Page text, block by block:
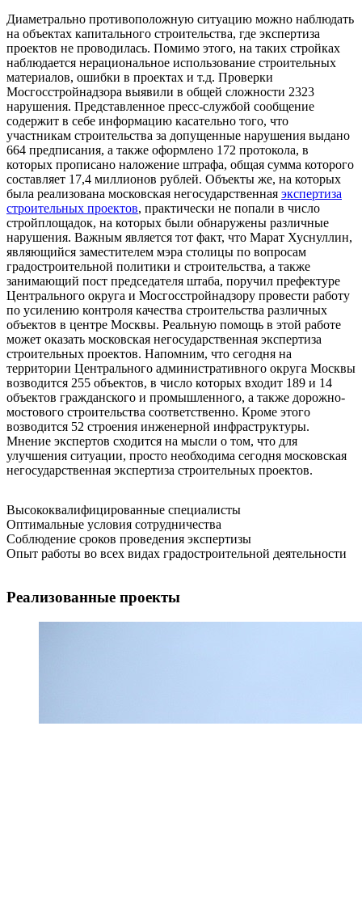
Диаметрально противоположную ситуацию можно наблюдать
на объектах капитального строительства, где экспертиза
проектов не проводилась. Помимо этого, на таких стройках
наблюдается нерациональное использование строительных
материалов, ошибки в проектах и т.д. Проверки
Мосгосстройнадзора выявили в общей сложности 2323
нарушения. Представленное пресс-службой сообщение
содержит в себе информацию касательно того, что
участникам строительства за допущенные нарушения выдано
664 предписания, а также оформлено 172 протокола, в
которых прописано наложение штрафа, общая сумма которого
составляет 17,4 миллионов рублей. Объекты же, на которых
была реализована московская негосударственная экспертиза
строительных проектов, практически не попали в число
стройплощадок, на которых были обнаружены различные
нарушения. Важным является тот факт, что Марат Хуснуллин,
являющийся заместителем мэра столицы по вопросам
градостроительной политики и строительства, а также
занимающий пост председателя штаба, поручил префектуре
Центрального округа и Мосгосстройнадзору провести работу
по усилению контроля качества строительства различных
объектов в центре Москвы. Реальную помощь в этой работе
может оказать московская негосударственная экспертиза
строительных проектов. Напомним, что сегодня на
территории Центрального административного округа Москвы
возводится 255 объектов, в число которых входит 189 и 14
объектов гражданского и промышленного, а также дорожно-
мостового строительства соответственно. Кроме этого
возводится 52 строения инженерной инфраструктуры.
Мнение экспертов сходится на мысли о том, что для
улучшения ситуации, просто необходима сегодня московская
негосударственная экспертиза строительных проектов.
Высококвалифицированные специалисты
Оптимальные условия сотрудничества
Соблюдение сроков проведения экспертизы
Опыт работы во всех видах градостроительной деятельности
Реализованные проекты